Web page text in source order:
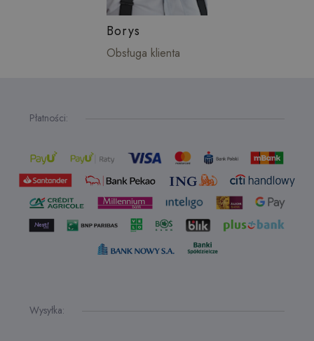
Borys
Obsługa klienta
Płatności:
Wysyłka: